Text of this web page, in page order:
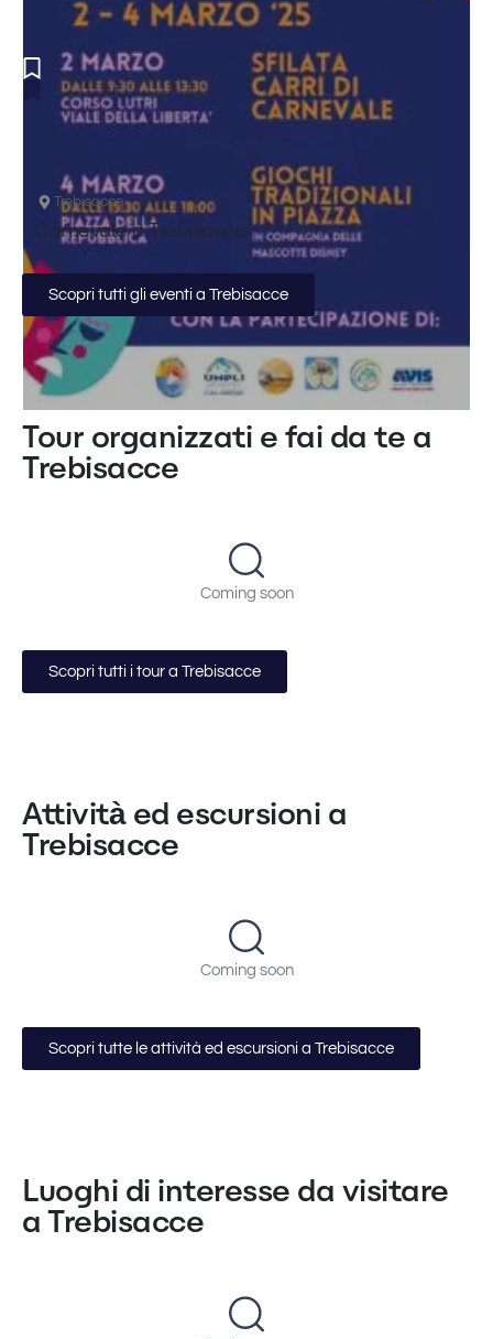
Trebisacce
Carnevale a Trebisacce
Scopri tutti gli eventi a Trebisacce
Tour organizzati e fai da te a
Trebisacce
Coming soon
Scopri tutti i tour a Trebisacce
Attività ed escursioni a
Trebisacce
Coming soon
Scopri tutte le attività ed escursioni a Trebisacce
Luoghi di interesse da visitare
a Trebisacce